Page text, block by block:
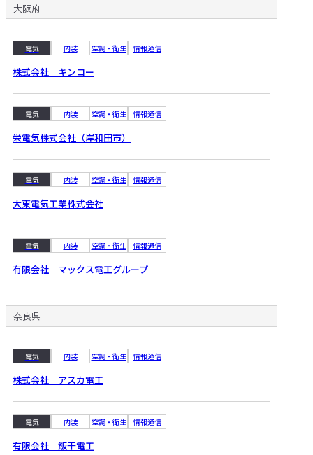
大阪府
電気 内装 空調・衛生 情報通信
株式会社 キンコー
電気 内装 空調・衛生 情報通信
栄電気株式会社（岸和田市）
電気 内装 空調・衛生 情報通信
大東電気工業株式会社
電気 内装 空調・衛生 情報通信
有限会社 マックス電工グループ
奈良県
電気 内装 空調・衛生 情報通信
株式会社 アスカ電工
電気 内装 空調・衛生 情報通信
有限会社 飯干電工